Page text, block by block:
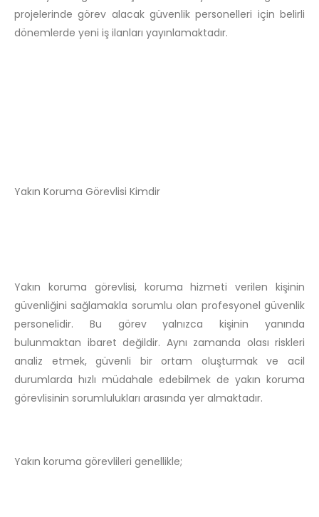
projelerinde görev alacak güvenlik personelleri için belirli
dönemlerde yeni iş ilanları yayınlamaktadır.
Yakın Koruma Görevlisi Kimdir
Yakın koruma görevlisi, koruma hizmeti verilen kişinin
güvenliğini sağlamakla sorumlu olan profesyonel güvenlik
personelidir. Bu görev yalnızca kişinin yanında
bulunmaktan ibaret değildir. Aynı zamanda olası riskleri
analiz etmek, güvenli bir ortam oluşturmak ve acil
durumlarda hızlı müdahale edebilmek de yakın koruma
görevlisinin sorumlulukları arasında yer almaktadır.
Yakın koruma görevlileri genellikle;